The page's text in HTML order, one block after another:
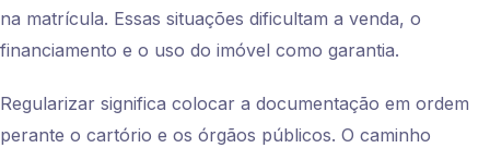
na matrícula. Essas situações dificultam a venda, o
financiamento e o uso do imóvel como garantia.
Regularizar significa colocar a documentação em ordem
perante o cartório e os órgãos públicos. O caminho